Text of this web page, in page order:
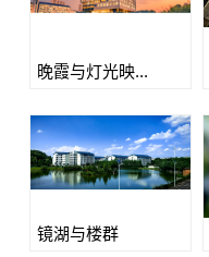
晚霞与灯光映...
镜湖与楼群